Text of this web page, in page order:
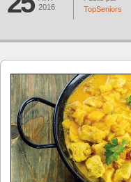
2016
TopSeniors